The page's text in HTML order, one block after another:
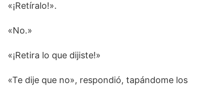
«¡Retíralo!».
«No.»
«¡Retira lo que dijiste!»
«Te dije que no», respondió, tapándome los